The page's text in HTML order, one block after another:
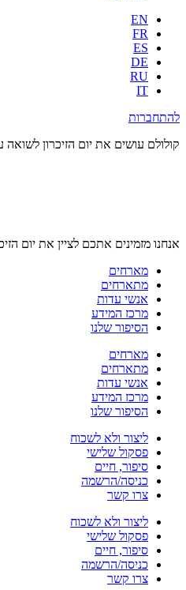
EN
FR
ES
DE
RU
IT
להתחברות
קולולם עושים את יום הזיכרון
אנחנו מזמינים אתכם לציין את יום
מארחים
מתארחים
אנשי עדות
מרכז המידע
הסיפור שלנו
מארחים
מתארחים
אנשי עדות
מרכז המידע
הסיפור שלנו
ליצור ולא לשכוח
פסקול שלישי
סיפור, חיים
כניסה/הרשמה
צרו קשר
ליצור ולא לשכוח
פסקול שלישי
סיפור, חיים
כניסה/הרשמה
צרו קשר